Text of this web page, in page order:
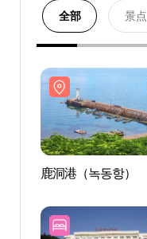
全部 景点
鹿洞港（녹동항）